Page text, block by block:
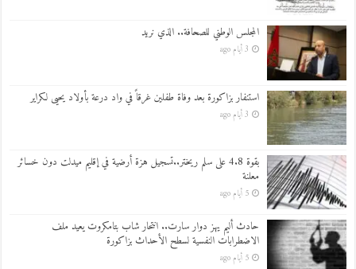
المجلس الوطني للصحافة.. الذي نريد
3 أيام ago
استنفار بزاكورة بعد وفاة طفلين غرقاً في واد درعة بأولاد يحيى لكراير
3 أيام ago
بقوة 4.8 على سلم ريختر..تسجيل هزة أرضية في إقليم ميدلت دون خسائر
معلنة
5 أيام ago
حادث أليم يهز دوار سارت.. انتحار شاب بتامكروت يعيد ملف
الاضطرابات النفسية لسطح الأحداث بزاكورة
5 أيام ago